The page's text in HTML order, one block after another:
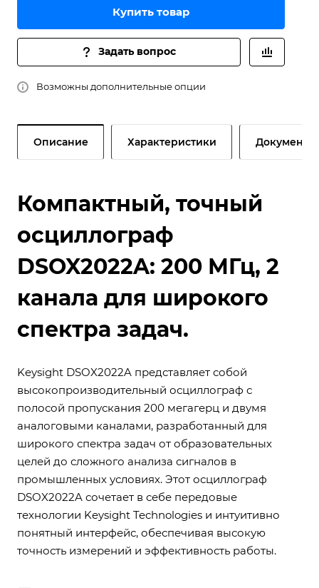
Купить товар
Задать вопрос
Возможны дополнительные опции
Описание Характеристики Документы
Компактный, точный
осциллограф
DSOX2022A: 200 МГц, 2
канала для широкого
спектра задач.
Keysight DSOX2022A представляет собой
высокопроизводительный осциллограф с
полосой пропускания 200 мегагерц и двумя
аналоговыми каналами, разработанный для
широкого спектра задач от образовательных
целей до сложного анализа сигналов в
промышленных условиях. Этот осциллограф
DSOX2022A сочетает в себе передовые
технологии Keysight Technologies и интуитивно
понятный интерфейс, обеспечивая высокую
точность измерений и эффективность работы.